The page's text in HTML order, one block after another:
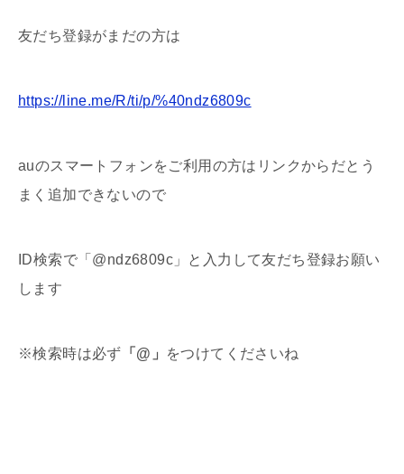
友だち登録がまだの方は
https://line.me/R/ti/p/%40ndz6809c
auのスマートフォンをご利用の方はリンクからだとう
まく追加できないので
ID検索で「@ndz6809c」と入力して友だち登録お願い
します
※検索時は必ず 「 @ 」 をつけてくださいね